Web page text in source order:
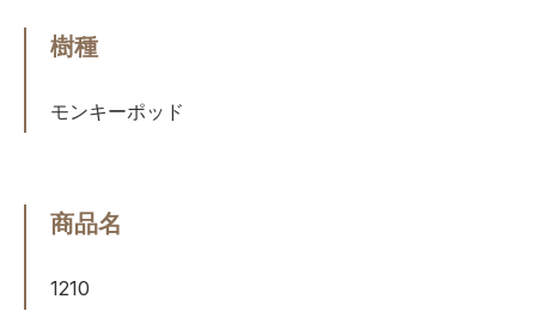
樹種
モンキーポッド
商品名
1210